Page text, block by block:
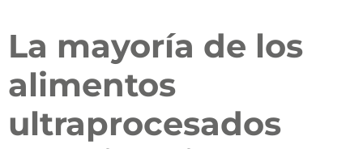
La mayoría de los
alimentos
ultraprocesados